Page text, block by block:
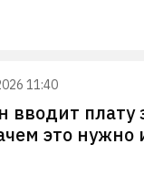
11:40
вводит плату
это нужно